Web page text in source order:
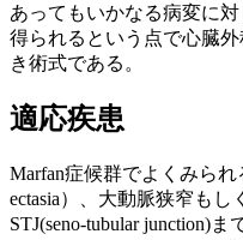
あってもいかなる病変に
得られるという点で心臓
き術式である。
適応疾患
Marfan症候群でよくみら
ectasia）、大動脈狭窄も
STJ(seno-tubular junction)